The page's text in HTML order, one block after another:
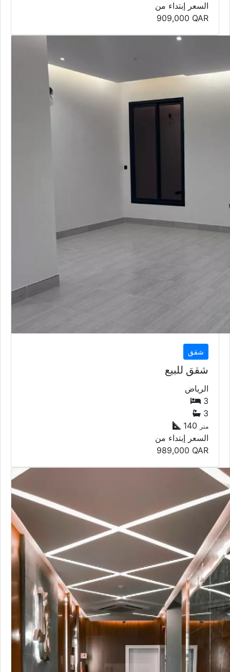
السعر إبتداء من
909,000 QAR
شقق
شقق للبيع
الرياض
3
3
140 متر
السعر إبتداء من
989,000 QAR